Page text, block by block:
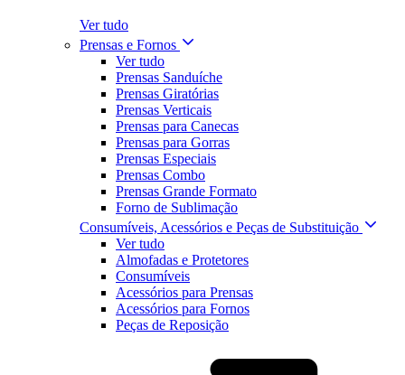
Ver tudo
Prensas e Fornos
Ver tudo
Prensas Sanduíche
Prensas Giratórias
Prensas Verticais
Prensas para Canecas
Prensas para Gorras
Prensas Especiais
Prensas Combo
Prensas Grande Formato
Forno de Sublimação
Consumíveis, Acessórios e Peças de Substituição
Ver tudo
Almofadas e Protetores
Consumíveis
Acessórios para Prensas
Acessórios para Fornos
Peças de Reposição